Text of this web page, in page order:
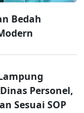
Bedah
Personel,
Sesuai SOP